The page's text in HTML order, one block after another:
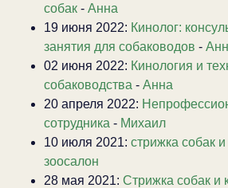
собак - Анна
19 июня 2022: Кинолог:
занятия для собаководов -
02 июня 2022: Кинология и
собаководства - Анна
20 апреля 2022:
сотрудника - Михаил
10 июля 2021: стрижка собак
зоосалон
28 мая 2021: Стрижка собак